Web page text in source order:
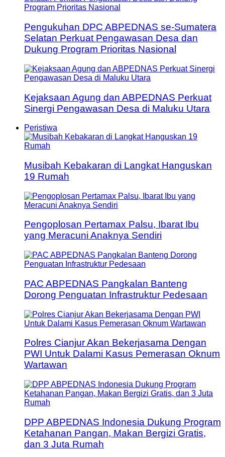
Pengukuhan DPC ABPEDNAS se-Sumatera
Selatan Perkuat Pengawasan Desa dan
Dukung Program Prioritas Nasional
Kejaksaan Agung dan ABPEDNAS Perkuat
Sinergi Pengawasan Desa di Maluku Utara
Peristiwa
Musibah Kebakaran di Langkat Hanguskan
19 Rumah
Pengoplosan Pertamax Palsu, Ibarat Ibu
yang Meracuni Anaknya Sendiri
PAC ABPEDNAS Pangkalan Banteng
Dorong Penguatan Infrastruktur Pedesaan
Polres Cianjur Akan Bekerjasama Dengan
PWI Untuk Dalami Kasus Pemerasan Oknum
Wartawan
DPP ABPEDNAS Indonesia Dukung Program
Ketahanan Pangan, Makan Bergizi Gratis,
dan 3 Juta Rumah